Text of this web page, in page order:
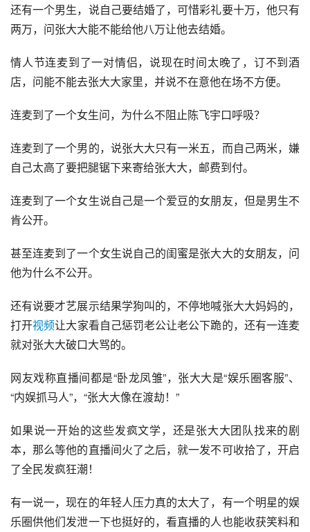
还有一个男生，说自己要结婚了，可惜彩礼要十万，他只有
两万，问张大大能不能给他八万让他去结婚。
情人节连麦到了一对情侣，说现在时间太晚了，订不到酒
店，问能不能去张大大家里，并说不在意他在场不方便。
连麦到了一个女生问，为什么不阻止陈飞宇口呼吸？
连麦到了一个男的，说张大大只有一米五，而自己两米，嫌
自己太高了要把腿锯下来寄给张大大，邮费到付。
连麦到了一个女生说自己是一个爱豆的女朋友，但是男生不
肯公开。
甚至连麦到了一个女生说自己的闺蜜是张大大的女朋友，问
他为什么不公开。
还有说要才艺展示结果学狗叫的，不停地喊张大大妈妈的，
打开视频让大家看自己惩罚老公让老公下跪的，还有一连麦
就对张大大破口大骂的。
网友戏称直播间都是“卧龙凤雏”，张大大是“娱乐圈客服”、
“内娱抓马人”，“张大大像在渡劫！”
如果说一开始的这些发疯文学，还是张大大团队找来的剧
本，那么等他的直播间火了之后，就一发不可收拾了，开启
了全民发疯狂潮！
有一说一，现在的年轻人压力真的太大了，有一个明星的娱
乐圈供他们发泄一下也挺好的，看直播的人也能收获笑料和